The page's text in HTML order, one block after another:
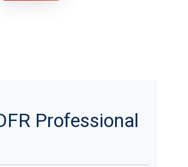
Professional